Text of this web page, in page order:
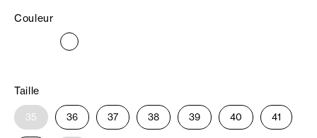
Couleur
Taille
35 36 37 38 39 40 41